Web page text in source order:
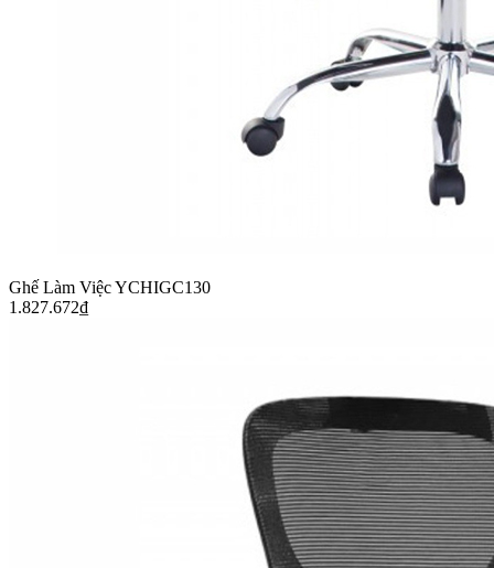
Ghế Làm Việc YCHIGC130
1.827.672₫